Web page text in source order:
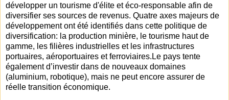
développer un tourisme d'élite et éco-responsable afin de
diversifier ses sources de revenus. Quatre axes majeurs de
développement ont été identifiés dans cette politique de
diversification: la production minière, le tourisme haut de
gamme, les filières industrielles et les infrastructures
portuaires, aéroportuaires et ferroviaires.Le pays tente
également d’investir dans de nouveaux domaines
(aluminium, robotique), mais ne peut encore assurer de
réelle transition économique.